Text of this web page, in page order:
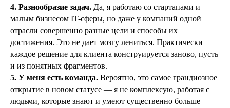
4. Разнообразие задач. Да, я работаю со стартапами и
малым бизнесом IT-сферы, но даже у компаний одной
отрасли совершенно разные цели и способы их
достижения. Это не дает мозгу лениться. Практически
каждое решение для клиента конструируется заново, пусть
и из понятных фрагментов.
5. У меня есть команда. Вероятно, это самое грандиозное
открытие в новом статусе — я не комплексую, работая с
людьми, которые знают и умеют существенно больше